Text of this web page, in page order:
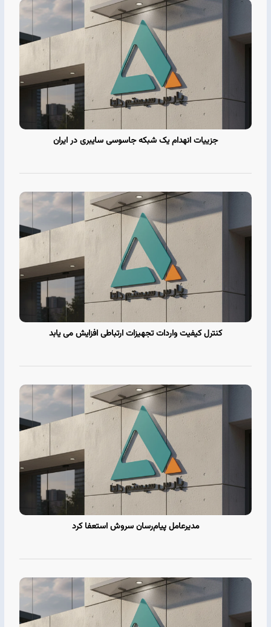
جزییات انهدام یک شبکه جاسوسی سایبری در ایران
کنترل کیفیت واردات تجهیزات ارتباطی افزایش می یابد
مدیرعامل پیام‌رسان سروش استعفا کرد